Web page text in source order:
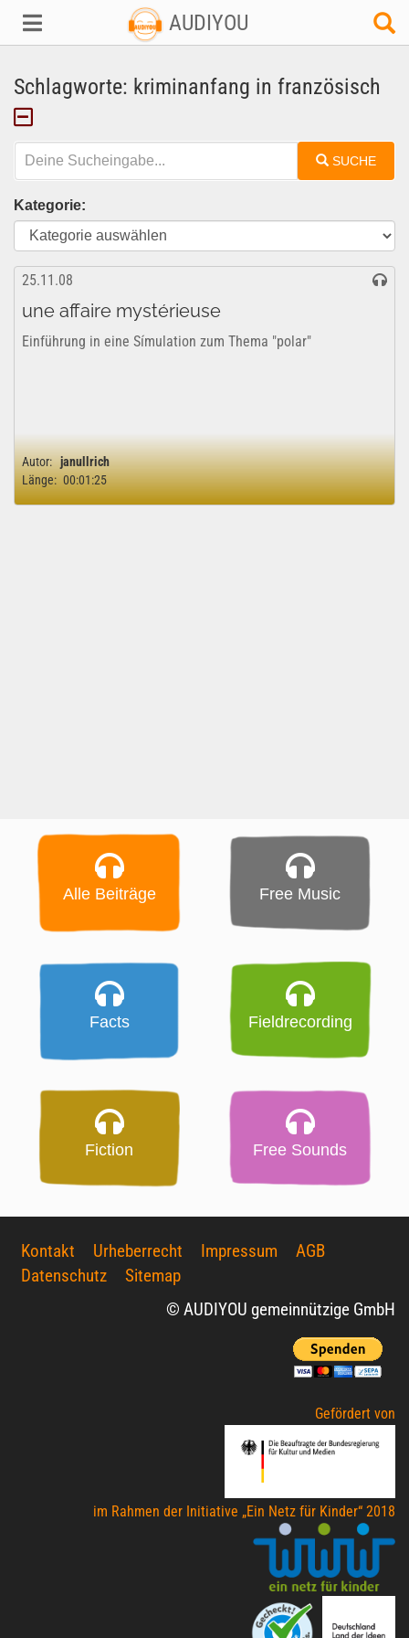
AUDIYOU
Schlagworte: kriminanfang in französisch
SUCHE
Kategorie:
25.11.08
une affaire mystérieuse
Einführung in eine Símulation zum Thema "polar"
Autor: janullrich
Länge: 00:01:25
Alle Beiträge Free Music
Facts Fieldrecording
Fiction Free Sounds
Kontakt Urheberrecht Impressum
AGB
Datenschutz
Sitemap
© AUDIYOU gemeinnützige GmbH
Gefördert von
im Rahmen der Initiative „Ein Netz für Kinder“ 2018